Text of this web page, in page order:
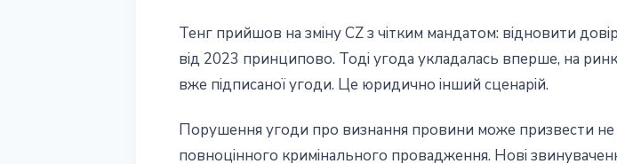
Тенг прийшов на зміну CZ з чітким мандатом: відновити
від 2023 принципово. Тоді угода укладалась вперше, на
вже підписаної угоди. Це юридично інший сценарій.
Порушення угоди про визнання провини може призвести не
повноцінного кримінального провадження. Нові